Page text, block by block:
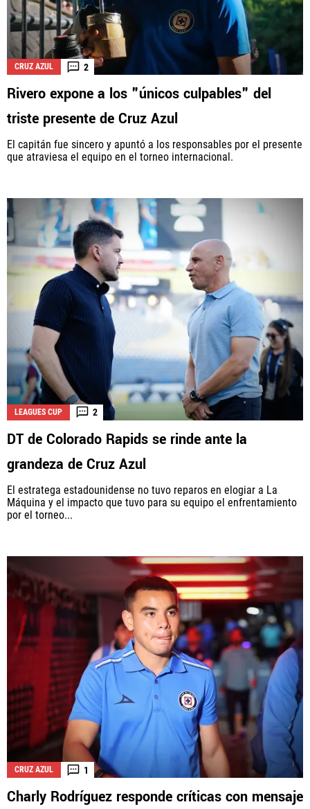
CRUZ AZUL 2
Rivero expone a los "únicos culpables" del
triste presente de Cruz Azul
El capitán fue sincero y apuntó a los responsables por el presente
que atraviesa el equipo en el torneo internacional.
LEAGUES CUP 2
DT de Colorado Rapids se rinde ante la
grandeza de Cruz Azul
El estratega estadounidense no tuvo reparos en elogiar a La
Máquina y el impacto que tuvo para su equipo el enfrentamiento
por el torneo...
CRUZ AZUL 1
Charly Rodríguez responde críticas con mensaje